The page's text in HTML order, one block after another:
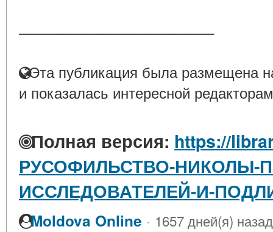
Эта публикация была размещена
и показалась интересной
Полная версия: https://
РУСОФИЛЬСТВО-НИКОЛЫ-
ИССЛЕДОВАТЕЛЕЙ-И-
Moldova Online · 1657 дней(я) назад